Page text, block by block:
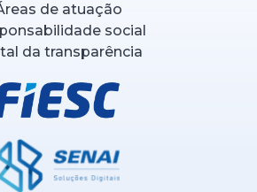
de atuação
social
da transparência